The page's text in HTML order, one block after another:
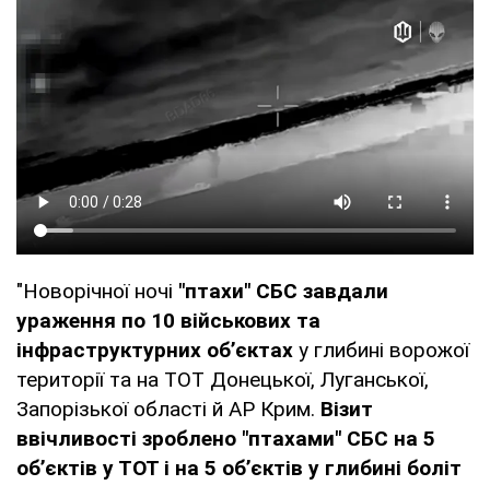
"Новорічної ночі "птахи" СБС завдали
ураження по 10 військових та
інфраструктурних обʼєктах у глибині ворожої
території та на ТОТ Донецької, Луганської,
Запорізької області й АР Крим. Візит
ввічливості зроблено "птахами" СБС на 5
обʼєктів у ТОТ і на 5 обʼєктів у глибині боліт